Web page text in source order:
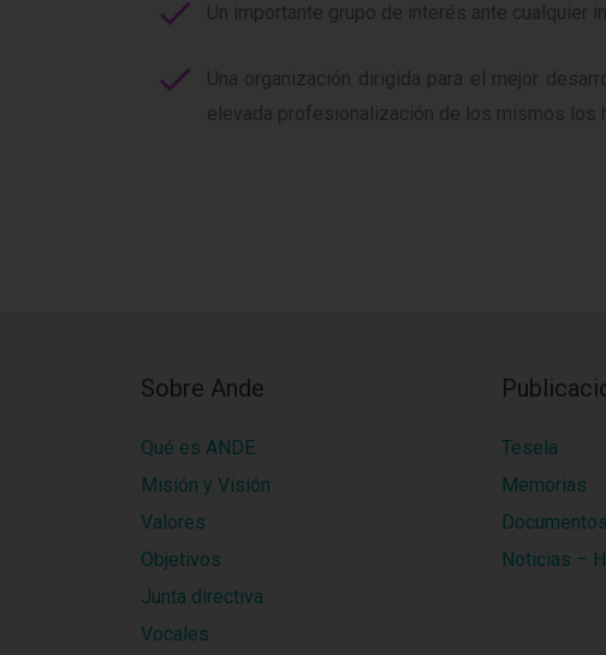
Un importante grupo de interés ante cualquier
Una organización dirigida para el mejor
elevada profesionalización de los mismos los
Sobre Ande
Qué es ANDE
Misión y Visión
Valores
Objetivos
Junta directiva
Vocales
Tesela
Memorias
Documentos
Noticias –